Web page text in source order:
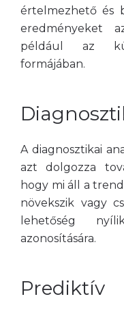
értelmezhető és
eredményeket
például az
formájában.
A diagnosztikai
azt dolgozza
hogy mi áll a
növekszik vagy
lehetőség
azonosítására.
Prediktív